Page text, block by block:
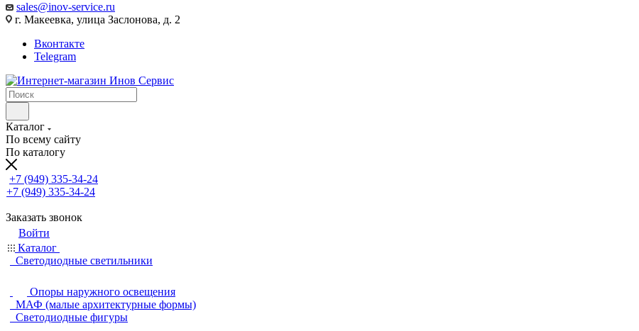
sales@inov-service.ru
г. Макеевка, улица Заслонова, д. 2
Вконтакте
Telegram
Каталог
По всему сайту
По каталогу
+7 (949) 335-34-24
+7 (949) 335-34-24
Заказать звонок
Войти
Каталог
Светодиодные светильники
Опоры наружного освещения
МАФ (малые архитектурные формы)
Светодиодные фигуры